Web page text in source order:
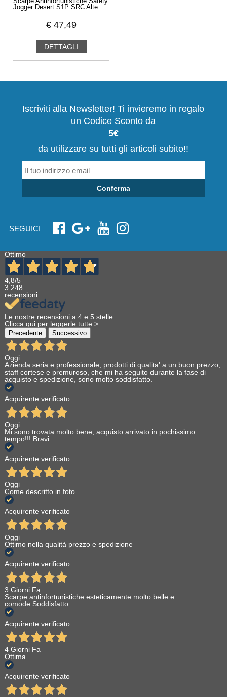
Jogger Desert S1P SRC Alte
€ 47,49
DETTAGLI
Iscriviti alla Newsletter! Ti invieremo in regalo
un Codice Sconto da
5€
da utilizzare su tutti gli articoli subito!!
Conferma
SEGUICI
Ottimo
4,8/5
3.248
recensioni
Le nostre recensioni a 4 e 5 stelle.
Clicca qui per leggerle tutte >
Precedente Successivo
Oggi
Azienda seria e professionale, prodotti di qualita' a un buon prezzo,
staff cortese e premuroso, che mi ha seguito durante la fase di
acquisto e spedizione, sono molto soddisfatto.
Acquirente verificato
Oggi
Mi sono trovata molto bene, acquisto arrivato in pochissimo
tempo!!! Bravi
Acquirente verificato
Oggi
Come descritto in foto
Acquirente verificato
Oggi
Ottimo nella qualità prezzo e spedizione
Acquirente verificato
3 Giorni Fa
Scarpe antinfortunistiche esteticamente molto belle e
comode.Soddisfatto
Acquirente verificato
4 Giorni Fa
Ottima
Acquirente verificato